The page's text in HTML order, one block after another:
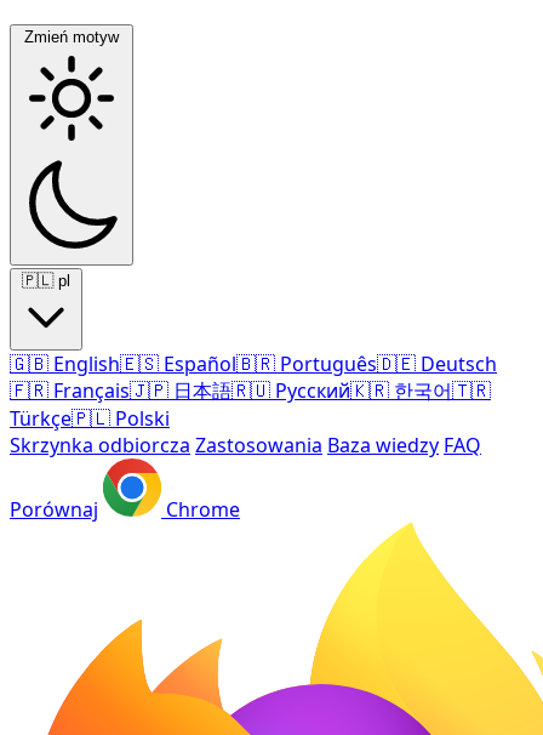
Zmień motyw
🇵🇱 pl
🇬🇧 English🇪🇸 Español🇧🇷 Português🇩🇪 Deutsch
🇫🇷 Français🇯🇵 日本語🇷🇺 Русский🇰🇷 한국어🇹🇷
Türkçe🇵🇱 Polski
Skrzynka odbiorcza Zastosowania Baza wiedzy FAQ
Porównaj Chrome